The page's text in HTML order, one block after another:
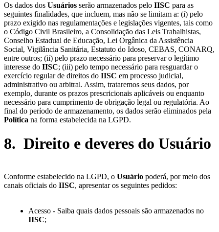
Os dados dos Usuários serão armazenados pelo IISC para as
seguintes finalidades, que incluem, mas não se limitam a: (i) pelo
prazo exigido nas regulamentações e legislações vigentes, tais como
o Código Civil Brasileiro, a Consolidação das Leis Trabalhistas,
Conselho Estadual de Educação, Lei Orgânica da Assistência
Social, Vigilância Sanitária, Estatuto do Idoso, CEBAS, CONARQ,
entre outros; (ii) pelo prazo necessário para preservar o legítimo
interesse do IISC; (iii) pelo tempo necessário para resguardar o
exercício regular de direitos do IISC em processo judicial,
administrativo ou arbitral. Assim, trataremos seus dados, por
exemplo, durante os prazos prescricionais aplicáveis ou enquanto
necessário para cumprimento de obrigação legal ou regulatória. Ao
final do período de armazenamento, os dados serão eliminados pela
Política na forma estabelecida na LGPD.
8. Direito e deveres do Usuário
Conforme estabelecido na LGPD, o Usuário poderá, por meio dos
canais oficiais do IISC, apresentar os seguintes pedidos:
Acesso - Saiba quais dados pessoais são armazenados no
IISC;